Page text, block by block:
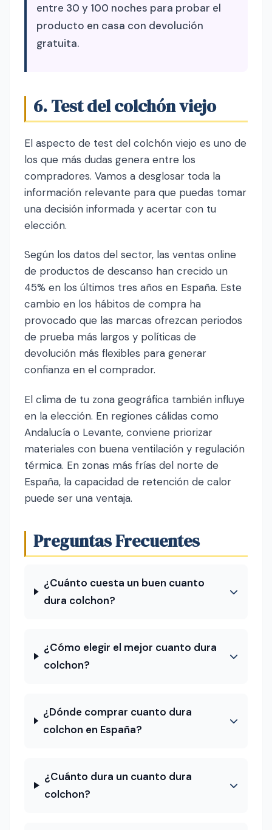
entre 30 y 100 noches para probar el
producto en casa con devolución
gratuita.
6. Test del colchón viejo
El aspecto de test del colchón viejo es uno de
los que más dudas genera entre los
compradores. Vamos a desglosar toda la
información relevante para que puedas tomar
una decisión informada y acertar con tu
elección.
Según los datos del sector, las ventas online
de productos de descanso han crecido un
45% en los últimos tres años en España. Este
cambio en los hábitos de compra ha
provocado que las marcas ofrezcan periodos
de prueba más largos y políticas de
devolución más flexibles para generar
confianza en el comprador.
El clima de tu zona geográfica también influye
en la elección. En regiones cálidas como
Andalucía o Levante, conviene priorizar
materiales con buena ventilación y regulación
térmica. En zonas más frías del norte de
España, la capacidad de retención de calor
puede ser una ventaja.
Preguntas Frecuentes
¿Cuánto cuesta un buen cuanto
dura colchon?
¿Cómo elegir el mejor cuanto dura
colchon?
¿Dónde comprar cuanto dura
colchon en España?
¿Cuánto dura un cuanto dura
colchon?